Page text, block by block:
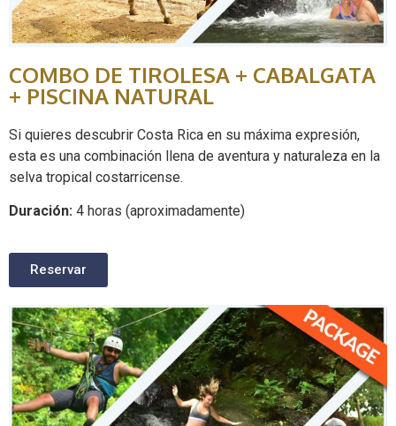
COMBO DE TIROLESA + CABALGATA
+ PISCINA NATURAL
Si quieres descubrir Costa Rica en su máxima expresión,
esta es una combinación llena de aventura y naturaleza en la
selva tropical costarricense.
Duración: 4 horas (aproximadamente)
Reservar